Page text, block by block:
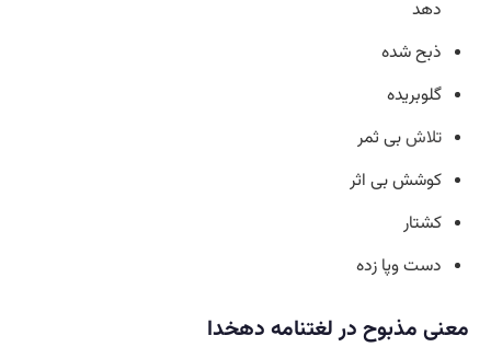
دهد
ذبح شده
گلوبریده
تلاشبی ثمر
کوشش بی اثر
کشتار
دست وپا زده
معنی مذبوح در لغتنامه دهخدا